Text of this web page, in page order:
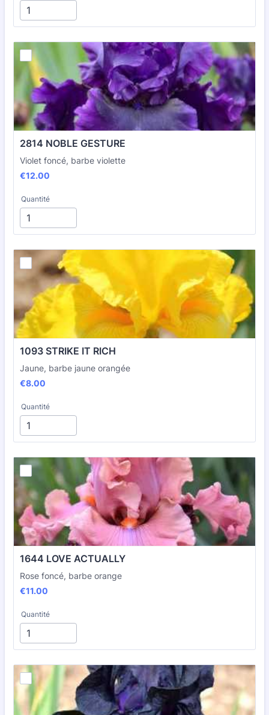
2814 NOBLE GESTURE
Violet foncé, barbe violette
€12.00
€12.00
Quantité
1093 STRIKE IT RICH
Jaune, barbe jaune orangée
€8.00
€8.00
Quantité
1644 LOVE ACTUALLY
Rose foncé, barbe orange
€11.00
€11.00
Quantité